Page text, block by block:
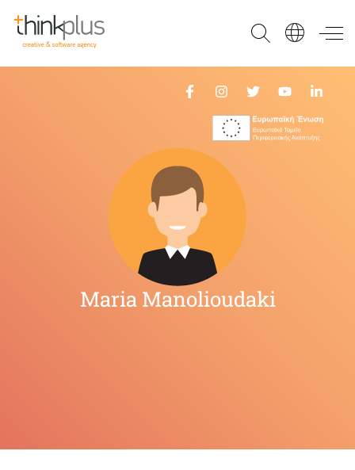
Think Plus
Maria Manolioudaki